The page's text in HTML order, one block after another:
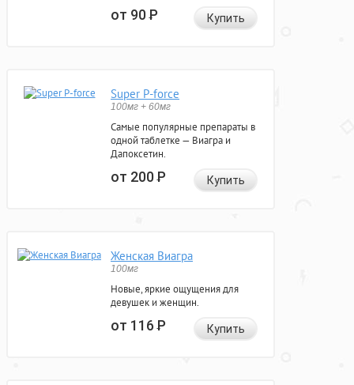
от 90Р Купить
Super P-force
100мг + 60мг
Самые популярные препараты в
одной таблетке — Виагра и
Дапоксетин.
от 200Р Купить
Женская Виагра
100мг
Новые, яркие ощущения для
девушек и женщин.
от 116Р Купить